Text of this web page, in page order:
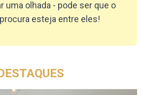
uma olhada - pode ser que o
esteja entre eles!